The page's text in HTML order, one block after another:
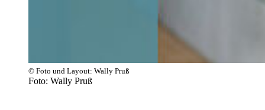
© Foto und Layout: Wally Pruß
Foto: Wally Pruß